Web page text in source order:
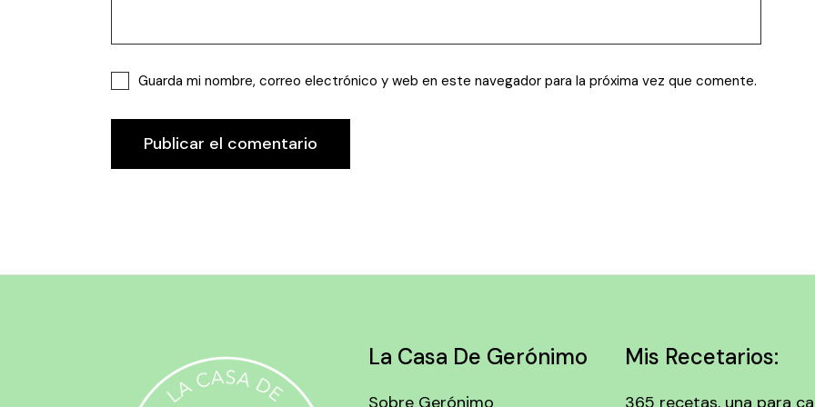
Guarda mi nombre, correo electrónico y web en este navegador para la próxima vez que comente.
Publicar el comentario
La Casa De Gerónimo
Sobre Gerónimo
Mis Recetarios:
365 recetas, una para